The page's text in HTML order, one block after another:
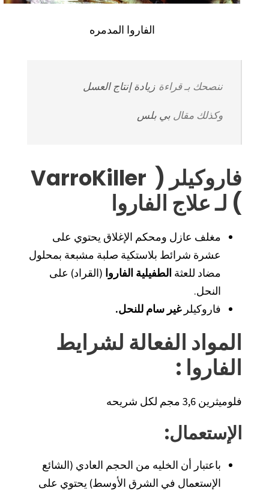
الفاروا المدمره
ننصحك بـ قراءةزيادة إنتاج العسل
وكذلك مقال بي بلس
فاروكيلر (
VarroKiller
) لـ علاج الفاروا
مغلف عازل ومحكم الإغلاق يحتوي على
عشرة شرائط بلاستكية صلبة مشبعة بمحلول
مضاد للعثة الطفيلية الفاروا (القراد) على
النحل.
فاروكيلرغير سام للنحل.
المواد الفعالة لشرايط
الفاروا :
فلوميثرين 3,6 مجم لكل شريحه
الإستعمال:
باعتبار أن الخليه من الحجم العادي (الشائع
الإستعمال في الشرق الأوسط) يحتوي على